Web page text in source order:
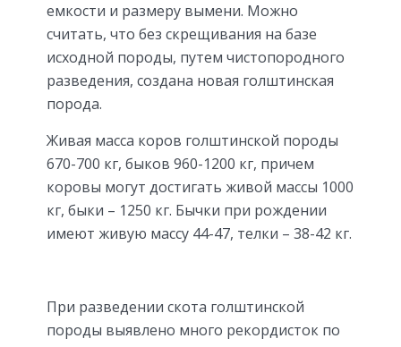
емкости и размеру вымени. Можно
считать, что без скрещивания на базе
исходной породы, путем чистопородного
разведения, создана новая голштинская
порода.
Живая масса коров голштинской породы
670-700 кг, быков 960-1200 кг, причем
коровы могут достигать живой массы 1000
кг, быки – 1250 кг. Бычки при рождении
имеют живую массу 44-47, телки – 38-42 кг.
При разведении скота голштинской
породы выявлено много рекордисток по